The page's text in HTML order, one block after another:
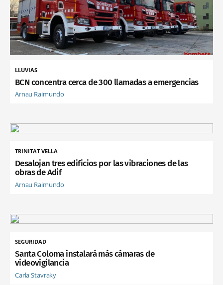
LLUVIAS
BCN concentra cerca de 300 llamadas a emergencias
Arnau Raimundo
TRINITAT VELLA
Desalojan tres edificios por las vibraciones de las
obras de Adif
Arnau Raimundo
SEGURIDAD
Santa Coloma instalará más cámaras de
videovigilancia
Carla Stavraky